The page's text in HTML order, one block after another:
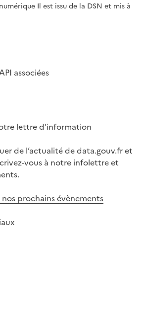
Il est issu de la DSN et mis à
associées
lettre d'information
de l’actualité de data.gouv.fr et
vous à notre infolettre et
prochains évènements